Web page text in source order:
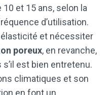
et 15 ans, selon la
d’utilisation.
élasticité et nécessiter
poreux, en revanche,
est bien entretenu.
climatiques et son
en font un